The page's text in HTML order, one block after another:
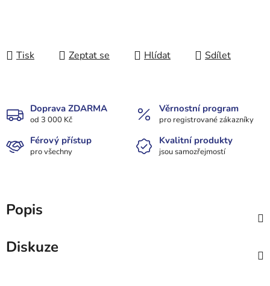
Tisk Zeptat se Hlídat Sdílet
Doprava ZDARMA
od 3 000 Kč
Věrnostní program
pro registrované zákazníky
Férový přístup
pro všechny
Kvalitní produkty
jsou samozřejmostí
Popis
Diskuze